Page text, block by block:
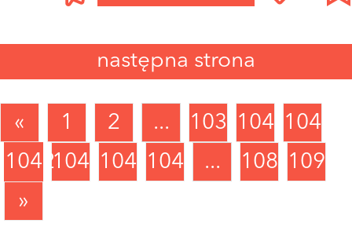
następna strona
« 1 2 ... 103910401041
1042104310441045 ... 10891090
»